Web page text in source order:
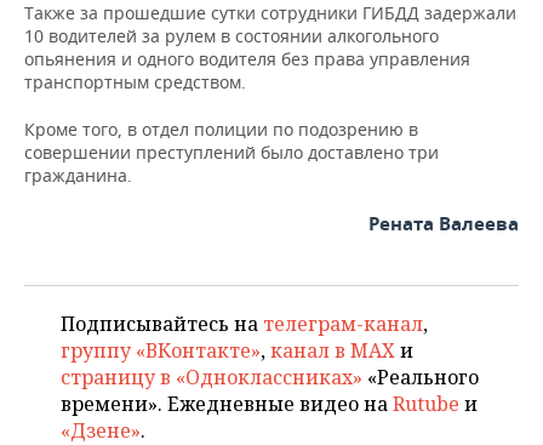
ВУЗЫ ТАТАРСТАНА
КОМУ ПРИНАДЛЕЖАТ
ТОРГОВЫЕ ЦЕНТРЫ
БАНКИ
БЮДЖЕТ
ИНВЕСТИЦИИ
АГРОПРОМ
МАШИНОСТРОЕНИЕ
НЕФТЕХИМИЯ
ЭНЕРГЕТИКА
НОВОСТИ НЕДВИЖИМОСТИ
АВТО
НОВОСТИ АВТО
БИЗНЕС
НОВОСТИ БИЗНЕСА
РОЗНИЧНАЯ ТОРГОВЛЯ
ТЕХНОЛОГИИ
НОВОСТИ ТЕХНОЛОГИЙ
ТЕЛЕКОММУНИКАЦИИ
МЕРОПРИЯТИЯ
БИЗНЕС-БРАНЧИ
ONLINE-КОНФЕРЕНЦИИ
ФУТБОЛ
ХОККЕЙ
НОВОСТИ ОБЩЕСТВА
ВЛАСТЬ
ФОТОГАЛЕРЕЯ
СЮЖЕТЫ
Также за прошедшие сутки сотрудники ГИБДД задержали
10 водителей за рулем в состоянии алкогольного
опьянения и одного водителя без права управления
транспортным средством.
Кроме того, в отдел полиции по подозрению в
совершении преступлений было доставлено три
гражданина.
Рената Валеева
Подписывайтесь на телеграм-канал,
группу «ВКонтакте»,канал в MAXи
страницу в «Одноклассниках» «Реального
времени». Ежедневные видео наRutube и
«Дзене».